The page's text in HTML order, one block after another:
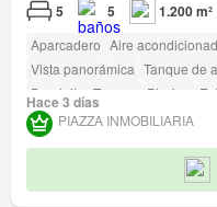
5 5 1.200 m²
Aparcadero Aire
Vista panorámica Tanque de
Depósito Terraza Piscina
Acceso para personas con
Hace 3 días
PIAZZA INMOBILIARIA